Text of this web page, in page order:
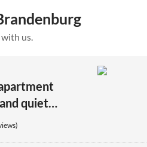
us.
quiet
in